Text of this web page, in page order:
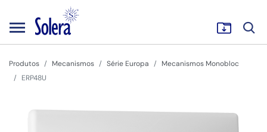
Produtos Mecanismos Série Europa
Mecanismos Monobloc
ERP48U